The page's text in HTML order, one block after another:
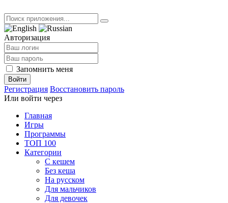
Авторизация
Запомнить меня
Войти
Регистрация Восстановить пароль
Или войти через
Главная
Игры
Программы
ТОП 100
Категории
С кешем
Без кеша
На русском
Для мальчиков
Для девочек